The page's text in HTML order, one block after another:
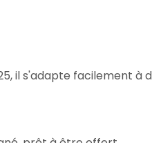
il s'adapte facilement à